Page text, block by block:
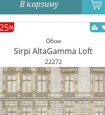
В корзину
Обои
Sirpi AltaGamma Loft
22272
25%